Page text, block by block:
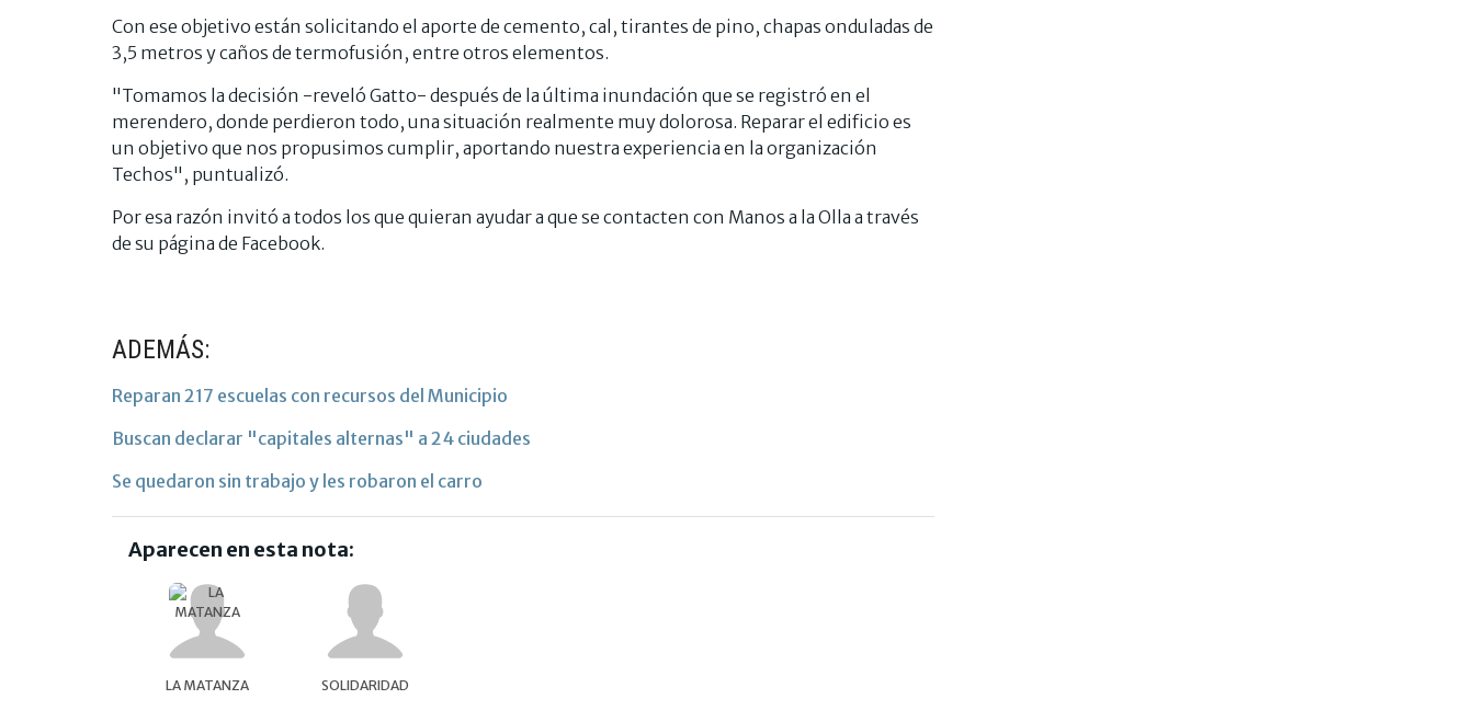
Con ese objetivo están solicitando el aporte de cemento, cal, tirantes de pino, chapas onduladas de
3,5 metros y caños de termofusión, entre otros elementos.
"Tomamos la decisión -reveló Gatto- después de la última inundación que se registró en el
merendero, donde perdieron todo, una situación realmente muy dolorosa. Reparar el edificio es
un objetivo que nos propusimos cumplir, aportando nuestra experiencia en la organización
Techos", puntualizó.
Por esa razón invitó a todos los que quieran ayudar a que se contacten con Manos a la Olla a través
de su página de Facebook.
ADEMÁS:
Reparan 217 escuelas con recursos del Municipio
Buscan declarar "capitales alternas" a 24 ciudades
Se quedaron sin trabajo y les robaron el carro
Aparecen en esta nota:
LA MATANZA SOLIDARIDAD